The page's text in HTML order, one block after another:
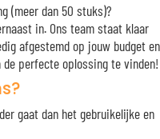
(meer dan 50 stuks)?
in. Ons team staat klaar
afgestemd op jouw budget en
perfecte oplossing te vinden!
gaat dan het gebruikelijke en